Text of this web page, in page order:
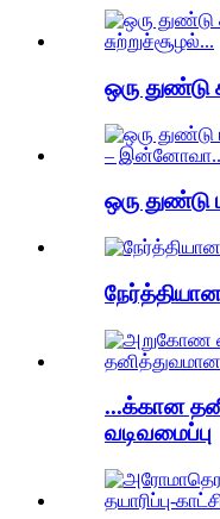
ஒரு
ஒரு துண்டு
நேர்த்தியான
...க்கான
வடிவமைப்பு